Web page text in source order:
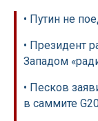
• Путин не
• Президент
Западом
• Песков
в саммите